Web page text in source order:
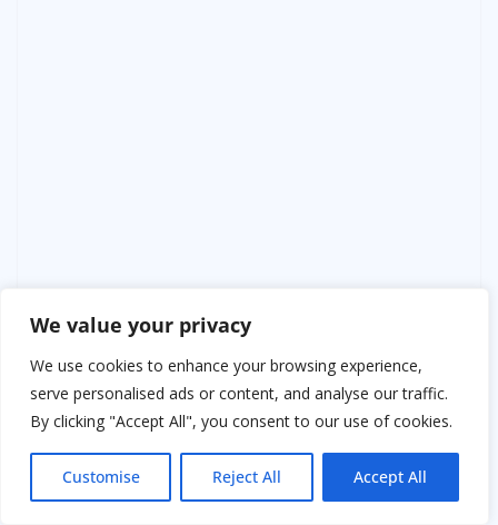
We value your privacy
We use cookies to enhance your browsing experience,
serve personalised ads or content, and analyse our traffic.
By clicking "Accept All", you consent to our use of cookies.
Customise Reject All Accept All
Учительница рассказывала историю спасения
животных, а Назар стоял чуть в стороне, чувствуя
непривычкое смущение.